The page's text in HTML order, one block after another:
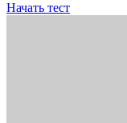
Начать тест